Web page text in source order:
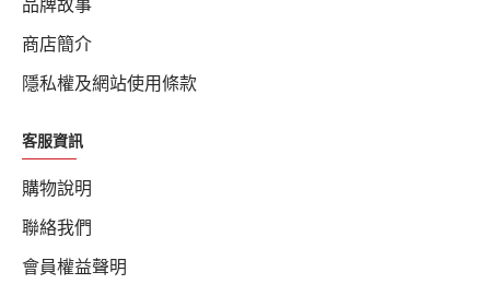
品牌故事
商店簡介
隱私權及網站使用條款
客服資訊
購物說明
聯絡我們
會員權益聲明